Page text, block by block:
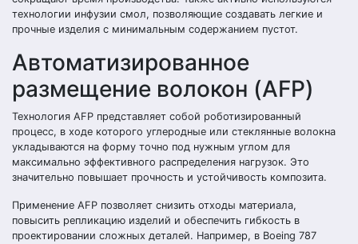
технологии инфузии смол, позволяющие создавать легкие и
прочные изделия с минимальным содержанием пустот.
Автоматизированное
размещение волокон (AFP)
Технология AFP представляет собой роботизированный
процесс, в ходе которого углеродные или стеклянные волокна
укладываются на форму точно под нужным углом для
максимально эффективного распределения нагрузок. Это
значительно повышает прочность и устойчивость композита.
Применение AFP позволяет снизить отходы материала,
повысить репликацию изделий и обеспечить гибкость в
проектировании сложных деталей. Например, в Boeing 787